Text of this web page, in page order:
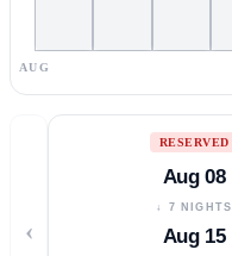
AUG
‹
RESERVED
Aug 08
↓ 7 NIGHTS
Aug 15